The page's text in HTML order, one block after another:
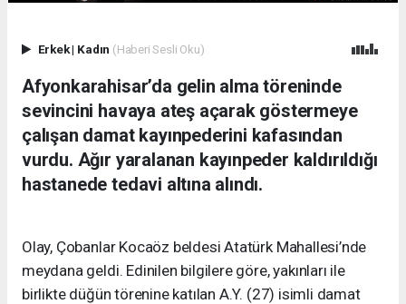
Erkek| Kadın (Haberi Sesli Oku)
Afyonkarahisar’da gelin alma töreninde
sevincini havaya ateş açarak göstermeye
çalışan damat kayınpederini kafasından
vurdu. Ağır yaralanan kayınpeder kaldırıldığı
hastanede tedavi altına alındı.
Olay, Çobanlar Kocaöz beldesi Atatürk Mahallesi’nde
meydana geldi. Edinilen bilgilere göre, yakınları ile
birlikte düğün törenine katılan A.Y. (27) isimli damat